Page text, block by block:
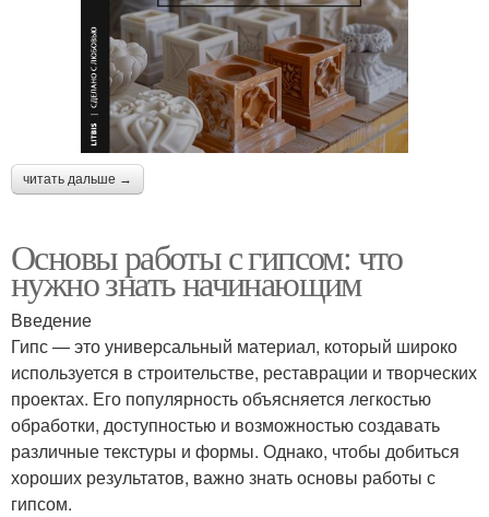
читать дальше →
Основы работы с гипсом: что
нужно знать начинающим
Введение
Гипс — это универсальный материал, который широко
используется в строительстве, реставрации и творческих
проектах. Его популярность объясняется легкостью
обработки, доступностью и возможностью создавать
различные текстуры и формы. Однако, чтобы добиться
хороших результатов, важно знать основы работы с
гипсом.